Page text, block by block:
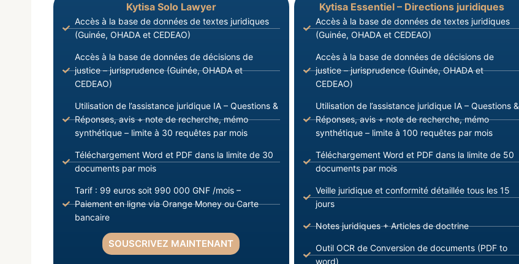
Kytisa Solo Lawyer
Accès à la base de données de textes juridiques
(Guinée, OHADA et CEDEAO)
Accès à la base de données de décisions de
justice – jurisprudence (Guinée, OHADA et
CEDEAO)
Utilisation de l’assistance juridique IA – Questions &
Réponses, avis + note de recherche, mémo
synthétique – limite à 30 requêtes par mois
Téléchargement Word et PDF dans la limite de 30
documents par mois
Tarif : 99 euros soit 990 000 GNF /mois –
Paiement en ligne via Orange Money ou Carte
bancaire
SOUSCRIVEZ MAINTENANT
Kytisa Essentiel – Directions juridiques
Accès à la base de données de textes juridiques
(Guinée, OHADA et CEDEAO)
Accès à la base de données de décisions de
justice – jurisprudence (Guinée, OHADA et
CEDEAO)
Utilisation de l’assistance juridique IA – Questions &
Réponses, avis + note de recherche, mémo
synthétique – limite à 100 requêtes par mois
Téléchargement Word et PDF dans la limite de 50
documents par mois
Veille juridique et conformité détaillée tous les 15
jours
Notes juridiques + Articles de doctrine
Outil OCR de Conversion de documents (PDF to
word)